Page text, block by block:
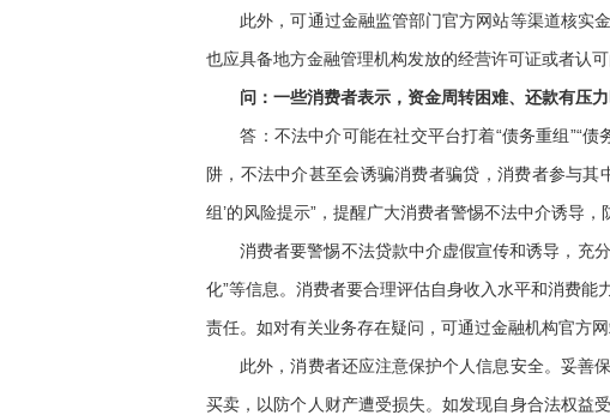
此外，可通过金融监管部门官方网站等渠道核实金
也应具备地方金融管理机构发放的经营许可证或者认可
问：一些消费者表示，资金周转困难、还款有压力
答：不法中介可能在社交平台打着“债务重组”“债务
阱，不法中介甚至会诱骗消费者骗贷，消费者参与
组’的风险提示”，提醒广大消费者警惕不法中介诱导，
消费者要警惕不法贷款中介虚假宣传和诱导，充分
化”等信息。消费者要合理评估自身收入水平和消费
责任。如对有关业务存在疑问，可通过金融机构官方
此外，消费者还应注意保护个人信息安全。妥善保
买卖，以防个人财产遭受损失。如发现自身合法权益